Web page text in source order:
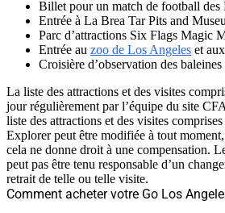
Billet pour un match de football des
Entrée à La Brea Tar Pits and
Parc d’attractions Six Flags Magic
Entrée au zoo de Los Angeles et
Croisière d’observation des baleines
La liste des attractions et des visites
jour régulièrement par l’équipe du site
liste des attractions et des visites
Explorer peut être modifiée à tout
cela ne donne droit à une compensation.
peut pas être tenu responsable d’un
retrait de telle ou telle visite.
Comment acheter votre Go Los